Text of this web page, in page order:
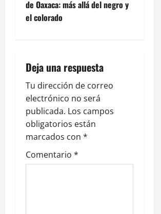
g
c
i
ó
n
d
e
de Oaxaca: más allá del negro y
el colorado
Deja una respuesta
Tu dirección de correo
electrónico no será
publicada. Los campos
obligatorios están
marcados con *
Comentario *